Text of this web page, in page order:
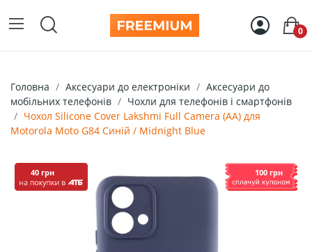
0
Головна Аксесуари до електроніки
Аксесуари до
мобільних телефонів
Чохли для телефонів і смартфонів
Чохол Silicone Cover Lakshmi Full Camera (AA) для
Motorola Moto G84 Синій / Midnight Blue
40 грн 100 грн